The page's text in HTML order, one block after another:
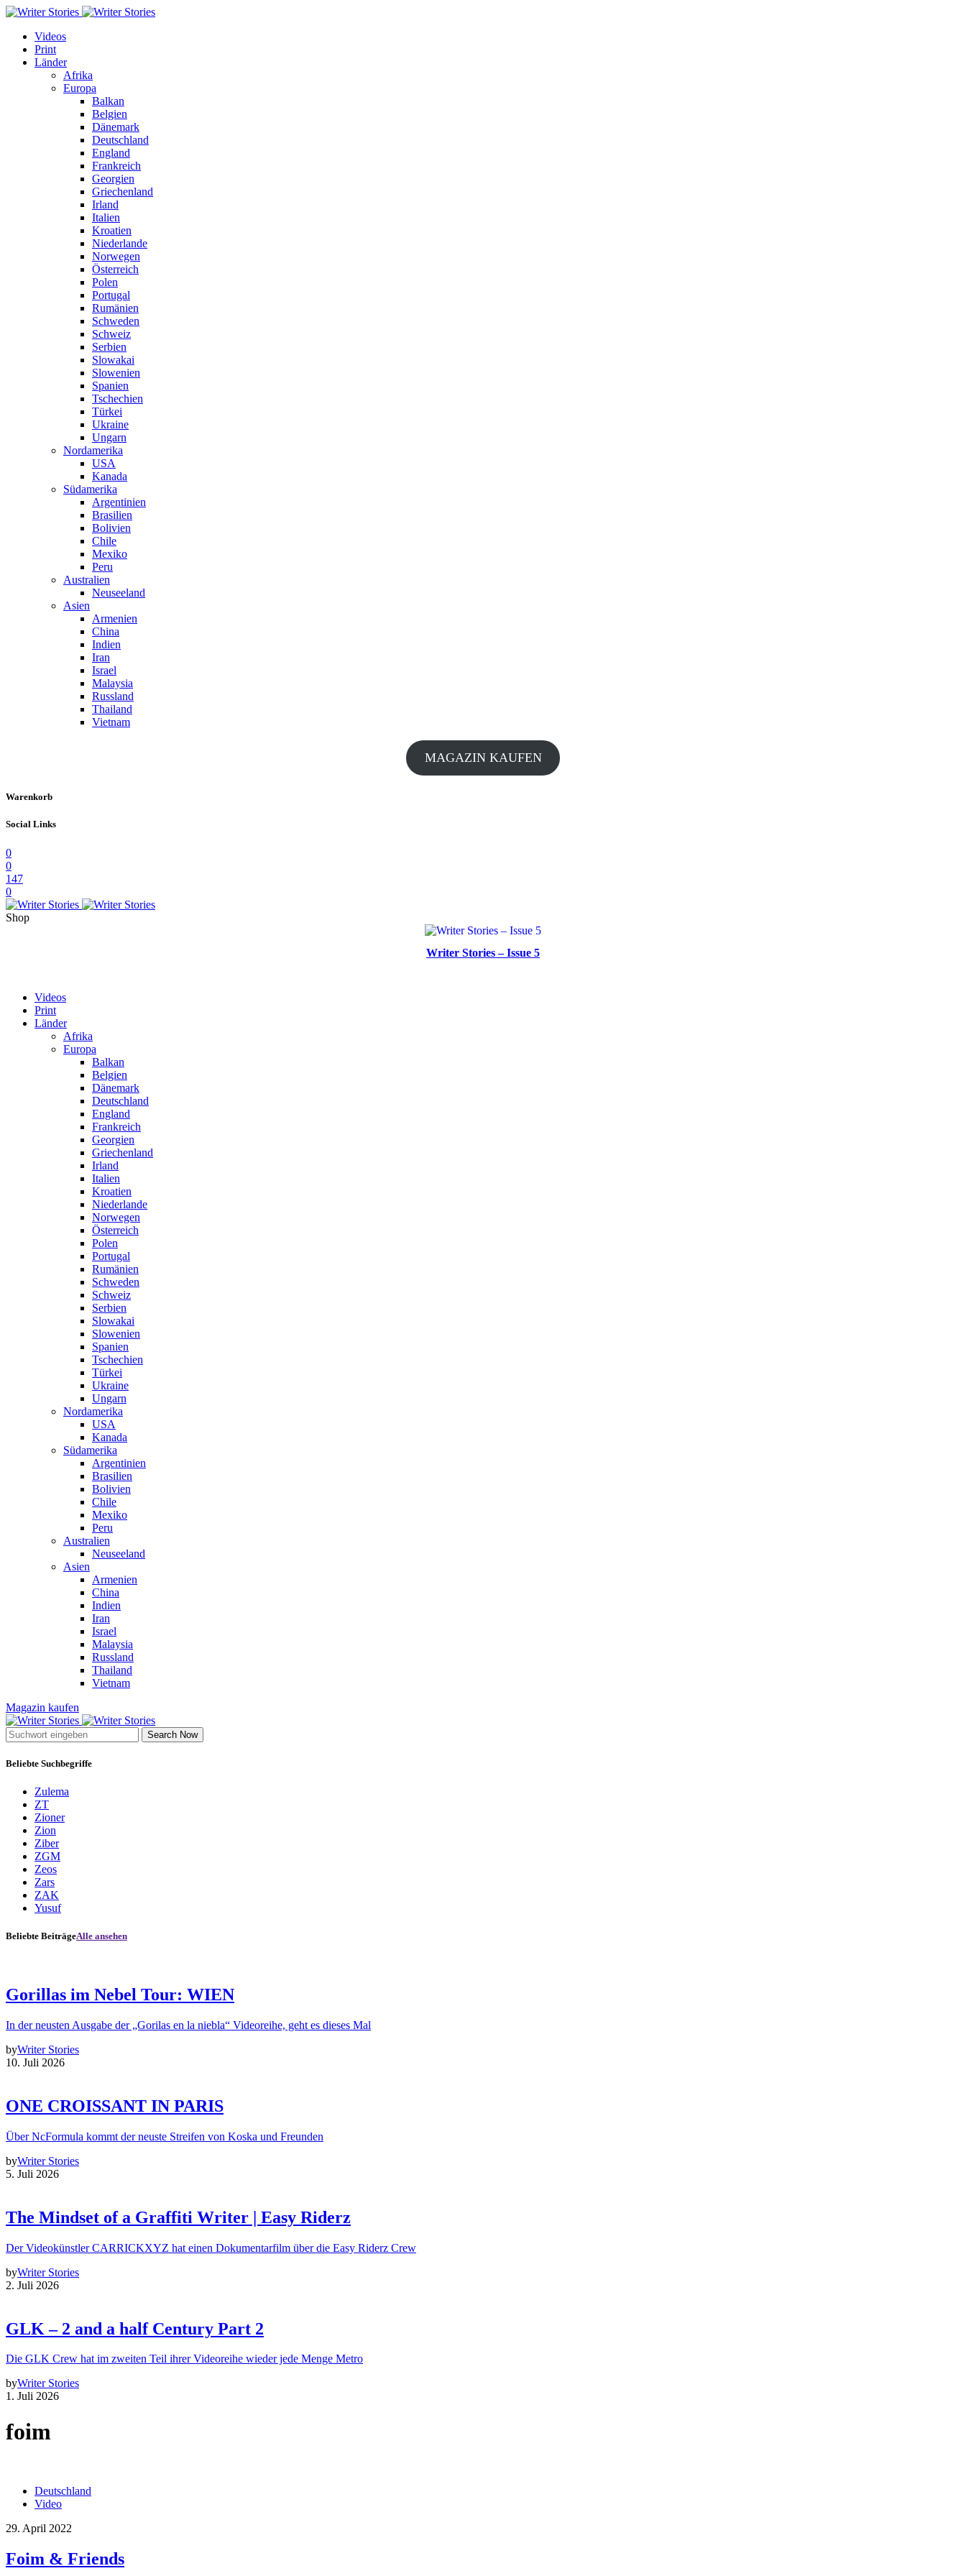
Videos
Print
Länder
Afrika
Europa
Balkan
Belgien
Dänemark
Deutschland
England
Frankreich
Georgien
Griechenland
Irland
Italien
Kroatien
Niederlande
Norwegen
Österreich
Polen
Portugal
Rumänien
Schweden
Schweiz
Serbien
Slowakai
Slowenien
Spanien
Tschechien
Türkei
Ukraine
Ungarn
Nordamerika
USA
Kanada
Südamerika
Argentinien
Brasilien
Bolivien
Chile
Mexiko
Peru
Australien
Neuseeland
Asien
Armenien
China
Indien
Iran
Israel
Malaysia
Russland
Thailand
Vietnam
MAGAZIN KAUFEN
Warenkorb
Social Links
0
0
147
0
Shop
Writer Stories – Issue 5
Videos
Print
Länder
Afrika
Europa
Balkan
Belgien
Dänemark
Deutschland
England
Frankreich
Georgien
Griechenland
Irland
Italien
Kroatien
Niederlande
Norwegen
Österreich
Polen
Portugal
Rumänien
Schweden
Schweiz
Serbien
Slowakai
Slowenien
Spanien
Tschechien
Türkei
Ukraine
Ungarn
Nordamerika
USA
Kanada
Südamerika
Argentinien
Brasilien
Bolivien
Chile
Mexiko
Peru
Australien
Neuseeland
Asien
Armenien
China
Indien
Iran
Israel
Malaysia
Russland
Thailand
Vietnam
Magazin kaufen
Search Now
Beliebte Suchbegriffe
Zulema
ZT
Zioner
Zion
Ziber
ZGM
Zeos
Zars
ZAK
Yusuf
Beliebte BeiträgeAlle ansehen
Gorillas im Nebel Tour: WIEN
In der neusten Ausgabe der „Gorilas en la niebla“ Videoreihe, geht es dieses Mal
byWriter Stories
10. Juli 2026
ONE CROISSANT IN PARIS
Über NcFormula kommt der neuste Streifen von Koska und Freunden
byWriter Stories
5. Juli 2026
The Mindset of a Graffiti Writer | Easy Riderz
Der Videokünstler CARRICKXYZ hat einen Dokumentarfilm über die Easy Riderz Crew
byWriter Stories
2. Juli 2026
GLK – 2 and a half Century Part 2
Die GLK Crew hat im zweiten Teil ihrer Videoreihe wieder jede Menge Metro
byWriter Stories
1. Juli 2026
foim
Deutschland
Video
29. April 2022
Foim & Friends